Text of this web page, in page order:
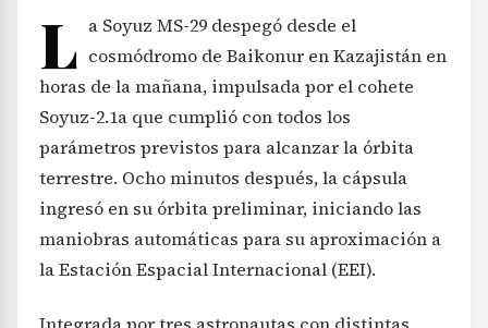
L a Soyuz MS-29 despegó desde el
cosmódromo de Baikonur en Kazajistán en
horas de la mañana, impulsada por el cohete
Soyuz-2.1a que cumplió con todos los
parámetros previstos para alcanzar la órbita
terrestre. Ocho minutos después, la cápsula
ingresó en su órbita preliminar, iniciando las
maniobras automáticas para su aproximación a
la Estación Espacial Internacional (EEI).